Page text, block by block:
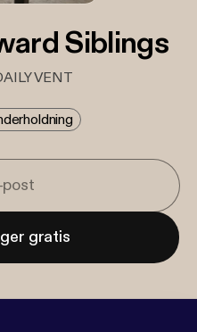
Siblings
VENT
gratis